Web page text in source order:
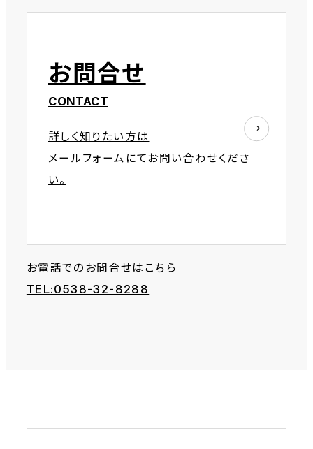
お問合せ
CONTACT
詳しく知りたい方は
メールフォームにてお問い合わせくださ
い。
お電話でのお問合せはこちら
TEL:0538-32-8288